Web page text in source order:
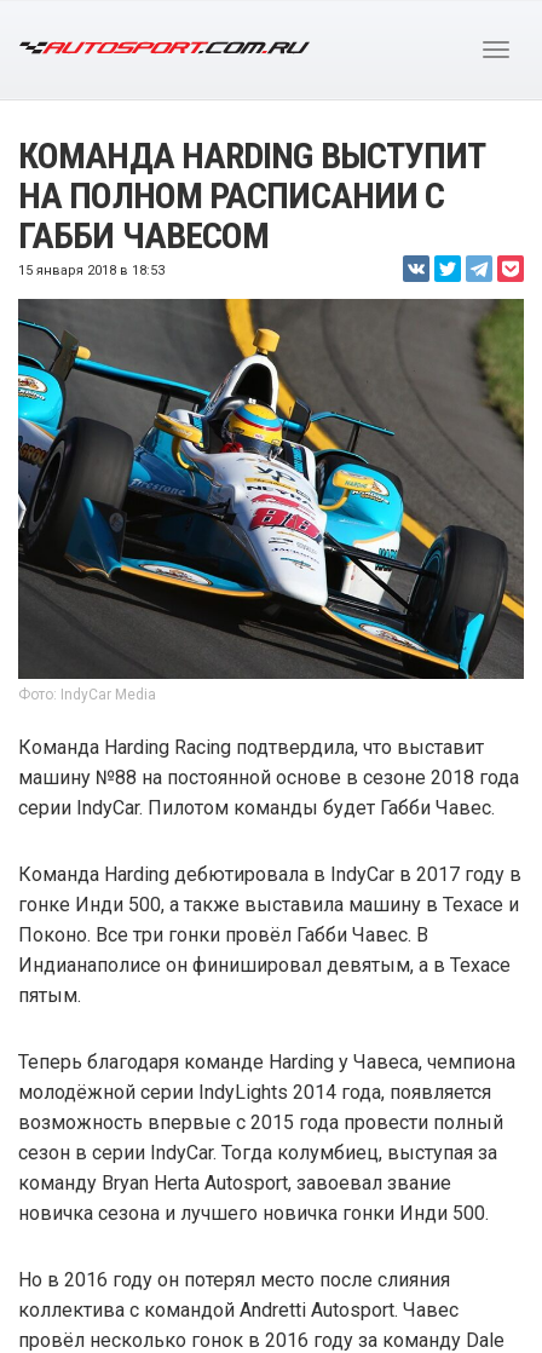
КОМАНДА HARDING ВЫСТУПИТ
НА ПОЛНОМ РАСПИСАНИИ С
ГАББИ ЧАВЕСОМ
15 января 2018 в 18:53
Фото: IndyCar Media
Команда Harding Racing подтвердила, что выставит
машину №88 на постоянной основе в сезоне 2018 года
серии IndyCar. Пилотом команды будет Габби Чавес.
Команда Harding дебютировала в IndyCar в 2017 году в
гонке Инди 500, а также выставила машину в Техасе и
Поконо. Все три гонки провёл Габби Чавес. В
Индианаполисе он финишировал девятым, а в Техасе
пятым.
Теперь благодаря команде Harding у Чавеса, чемпиона
молодёжной серии IndyLights 2014 года, появляется
возможность впервые с 2015 года провести полный
сезон в серии IndyCar. Тогда колумбиец, выступая за
команду Bryan Herta Autosport, завоевал звание
новичка сезона и лучшего новичка гонки Инди 500.
Но в 2016 году он потерял место после слияния
коллектива с командой Andretti Autosport. Чавес
провёл несколько гонок в 2016 году за команду Dale